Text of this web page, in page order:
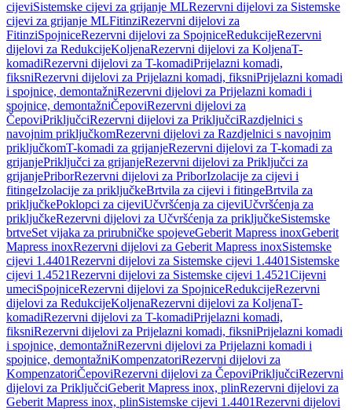
cijeviSistemske cijevi za grijanje MLRezervni dijelovi za Sistemske
cijevi za grijanje MLFitinziRezervni dijelovi za
FitinziSpojniceRezervni dijelovi za SpojniceRedukcijeRezervni
dijelovi za RedukcijeKoljenaRezervni dijelovi za KoljenaT-
komadiRezervni dijelovi za T-komadiPrijelazni komadi,
fiksniRezervni dijelovi za Prijelazni komadi, fiksniPrijelazni komadi
i spojnice, demontažniRezervni dijelovi za Prijelazni komadi i
spojnice, demontažniČepoviRezervni dijelovi za
ČepoviPriključciRezervni dijelovi za PriključciRazdjelnici s
navojnim priključkomRezervni dijelovi za Razdjelnici s navojnim
priključkomT-komadi za grijanjeRezervni dijelovi za T-komadi za
grijanjePriključci za grijanjeRezervni dijelovi za Priključci za
grijanjePriborRezervni dijelovi za PriborIzolacije za cijevi i
fitingeIzolacije za priključkeBrtvila za cijevi i fitingeBrtvila za
priključkePoklopci za cijeviUčvršćenja za cijeviUčvršćenja za
priključkeRezervni dijelovi za Učvršćenja za priključkeSistemske
brtveSet vijaka za prirubničke spojeveGeberit Mapress inoxGeberit
Mapress inoxRezervni dijelovi za Geberit Mapress inoxSistemske
cijevi 1.4401Rezervni dijelovi za Sistemske cijevi 1.4401 Sistemske
cijevi 1.4521Rezervni dijelovi za Sistemske cijevi 1.4521Cijevni
umeciSpojniceRezervni dijelovi za SpojniceRedukcijeRezervni
dijelovi za RedukcijeKoljenaRezervni dijelovi za KoljenaT-
komadiRezervni dijelovi za T-komadiPrijelazni komadi,
fiksniRezervni dijelovi za Prijelazni komadi, fiksniPrijelazni komadi
i spojnice, demontažniRezervni dijelovi za Prijelazni komadi i
spojnice, demontažniKompenzatoriRezervni dijelovi za
KompenzatoriČepoviRezervni dijelovi za ČepoviPriključciRezervni
dijelovi za PriključciGeberit Mapress inox, plinRezervni dijelovi za
Geberit Mapress inox, plinSistemske cijevi 1.4401Rezervni dijelovi